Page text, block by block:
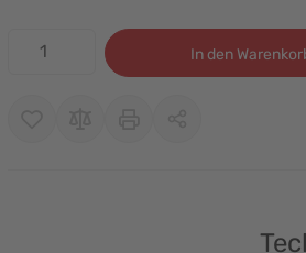
In den